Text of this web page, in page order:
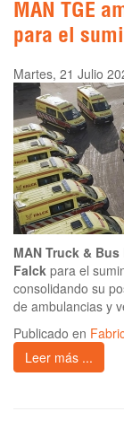
MAN TGE
para el
Martes, 21 Julio
MAN Truck & Bus
Falck para el
consolidando su
de ambulancias y
Publicado en
Leer más ...